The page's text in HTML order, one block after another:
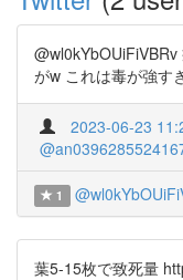
がw これは毒が強す
2023-06-23
1
葉5-15枚で致死量